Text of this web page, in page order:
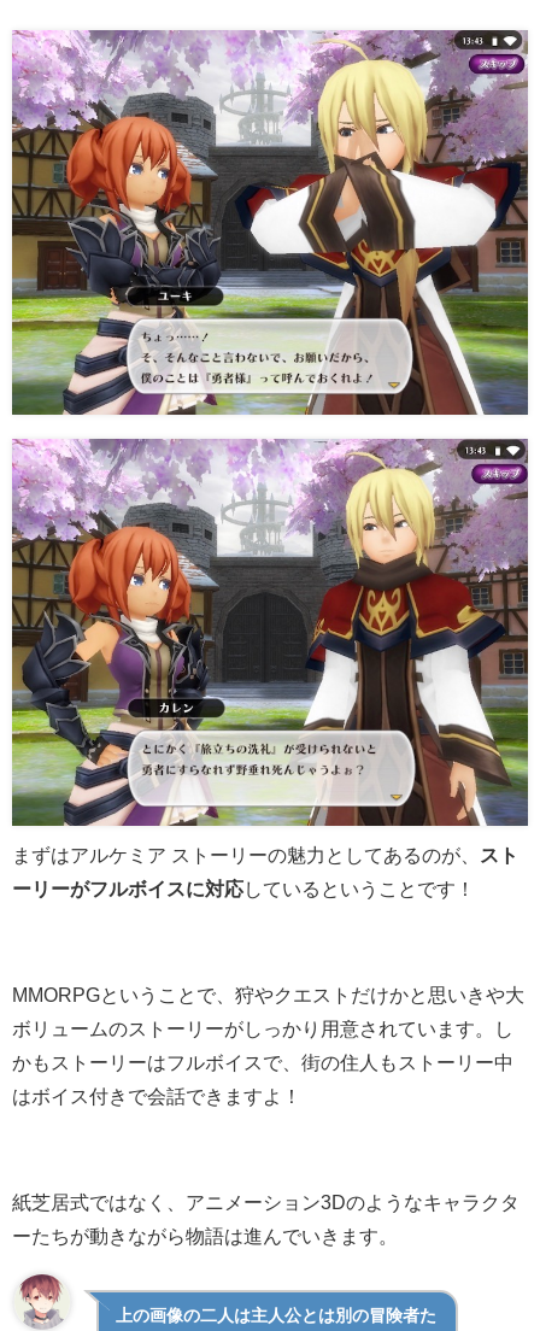
まずはアルケミア ストーリーの魅力としてあるのが、
スト
ーリーがフルボイスに対応しているということです！
MMORPGということで、狩やクエストだけかと思いきや大
ボリュームのストーリーがしっかり用意されています。し
かもストーリーはフルボイスで、街の住人もストーリー中
はボイス付きで会話できますよ！
紙芝居式ではなく、アニメーション3Dのようなキャラクタ
ーたちが動きながら物語は進んでいきます。
上の画像の二人は主人公とは別の冒険者た